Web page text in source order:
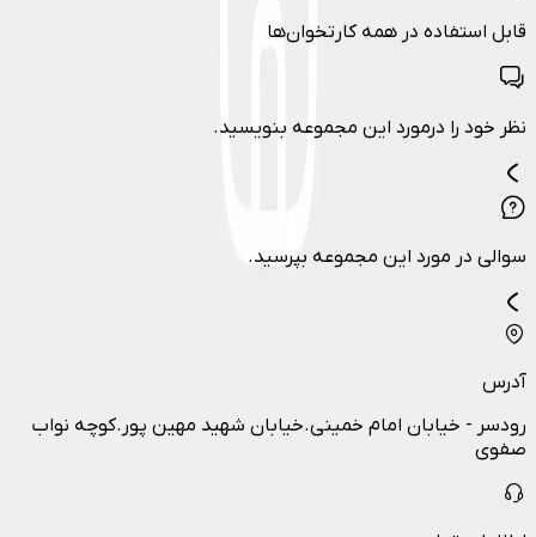
قابل استفاده در همه کارتخوان‌ها
نظر خود را درمورد این مجموعه بنویسید.
سوالی در مورد این مجموعه بپرسید.
آدرس
رودسر - خیابان امام خمینی.خیابان شهید مهین پور.کوچه نواب
صفوی